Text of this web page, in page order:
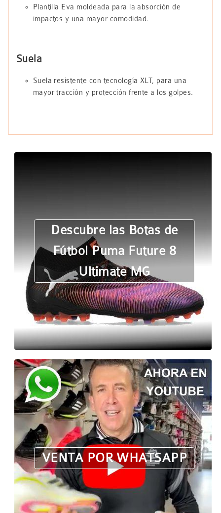
Plantilla Eva moldeada para la absorción de
impactos y una mayor comodidad.
Suela
Suela resistente con tecnología XLT, para una
mayor tracción y protección frente a los golpes.
Descubre las Botas de
Fútbol Puma Future 8
Ultimate MG
VENTA POR WHATSAPP